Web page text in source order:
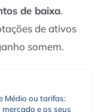
de baixa.
de ativos
somem.
Médio ou tarifas:
e os seus